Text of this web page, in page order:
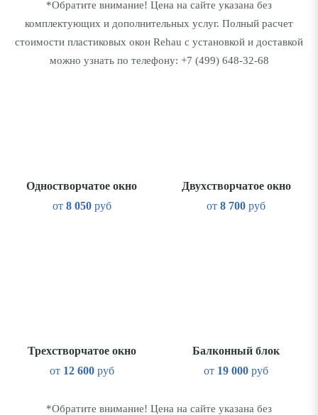
*Обратите внимание! Цена на сайте указана без
комплектующих и дополнительных услуг. Полный расчет
стоимости пластиковых окон Rehau с установкой и доставкой
можно узнать по телефону: +7 (499) 648-32-68
Одностворчатое окно
от 8 050руб
Двухстворчатое окно
от8 700руб
Трехстворчатое окно
от 12 600руб
Балконный блок
от 19 000 руб
*Обратите внимание! Цена на сайте указана без